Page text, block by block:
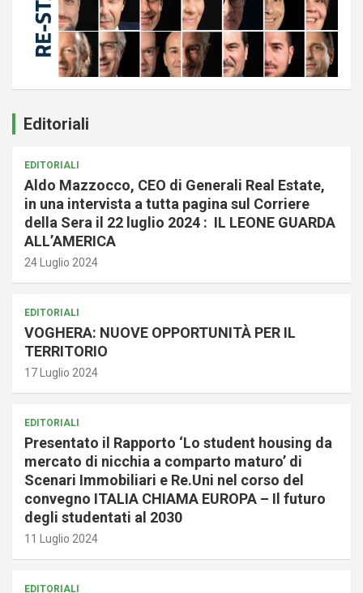
Editoriali
EDITORIALI
Aldo Mazzocco, CEO di Generali Real Estate,
in una intervista a tutta pagina sul Corriere
della Sera il 22 luglio 2024 : IL LEONE GUARDA
ALL’AMERICA
24 Luglio 2024
EDITORIALI
VOGHERA: NUOVE OPPORTUNITÀ PER IL
TERRITORIO
17 Luglio 2024
EDITORIALI
Presentato il Rapporto ‘Lo student housing da
mercato di nicchia a comparto maturo’ di
Scenari Immobiliari e Re.Uni nel corso del
convegno ITALIA CHIAMA EUROPA – Il futuro
degli studentati al 2030
11 Luglio 2024
EDITORIALI